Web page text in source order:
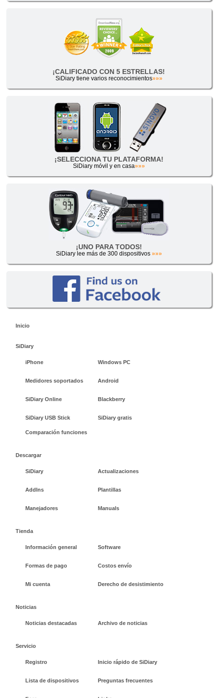
¡CALIFICADO CON 5 ESTRELLAS!
SiDiary tiene varios reconocimientos»»»
¡SELECCIONA TU PLATAFORMA!
SiDiary móvil y en casa»»»
¡UNO PARA TODOS!
SiDiary lee más de 300 dispositivos »»»
Inicio
SiDiary
iPhone Windows PC
Medidores soportados Android
SiDiary Online Blackberry
SiDiary USB Stick SiDiary gratis
Comparación funciones
Descargar
SiDiary Actualizaciones
AddIns Plantillas
Manejadores Manuals
Tienda
Información general Software
Formas de pago Costos envío
Mi cuenta Derecho de desistimiento
Noticias
Noticias destacadas Archivo de noticias
Servicio
Registro Inicio rápido de SiDiary
Lista de dispositivos Preguntas frecuentes